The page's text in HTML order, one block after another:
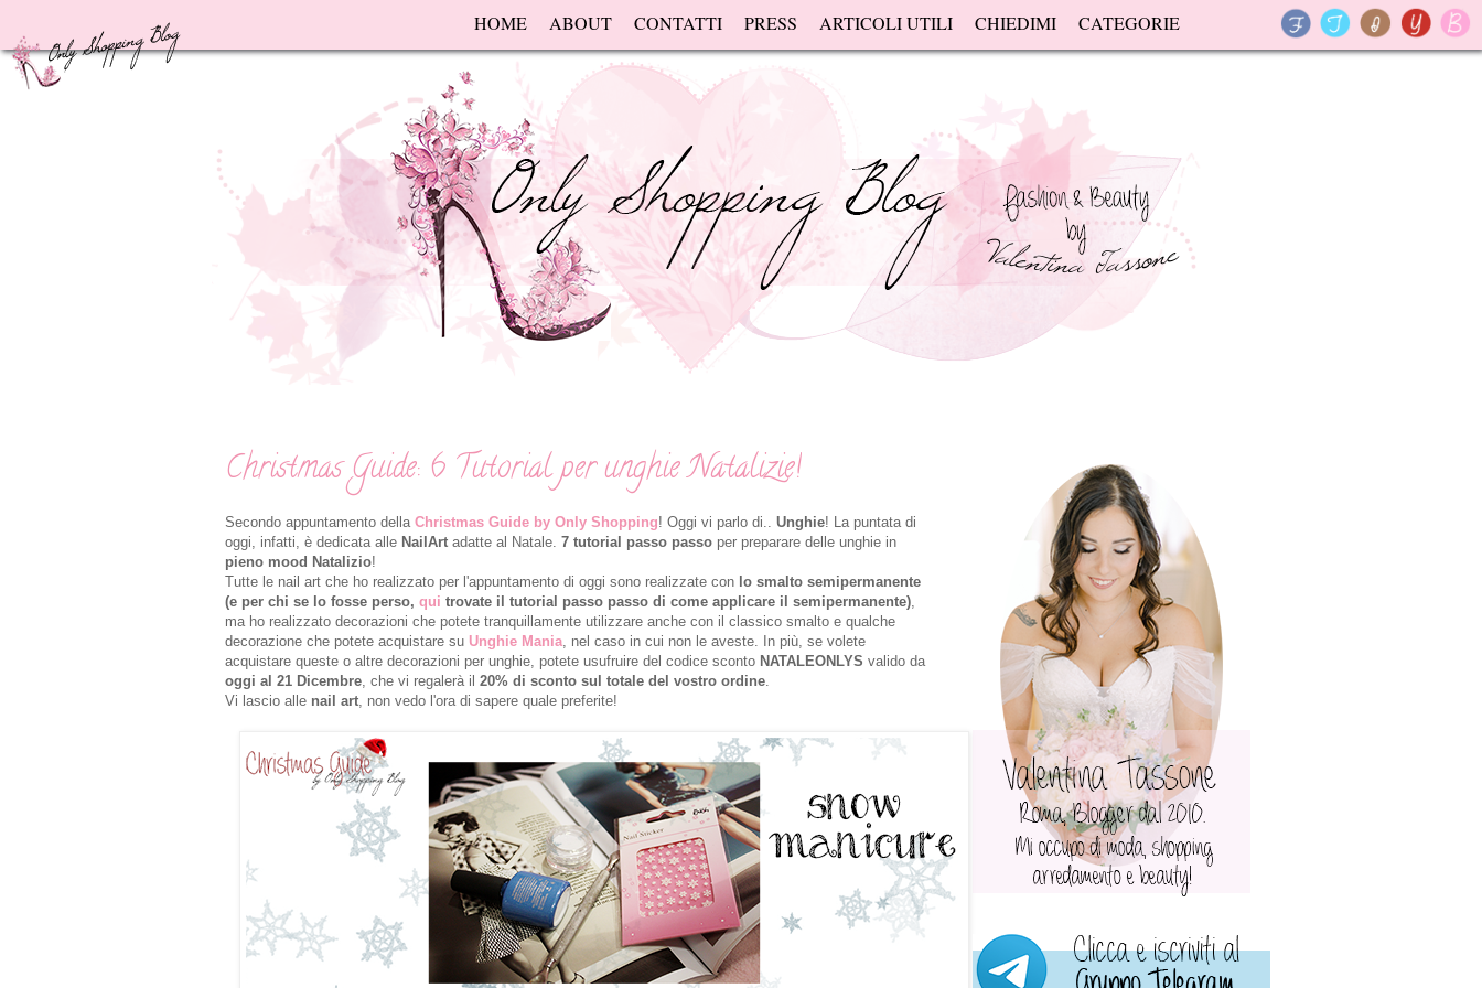
HOME ABOUT CONTATTI PRESS ARTICOLI UTILI CHIEDIMI CATEGORIE
Christmas Guide: 6 Tutorial per unghie Natalizie!
Secondo appuntamento della Christmas Guide by Only Shopping! Oggi vi parlo di.. Unghie! La puntata di
oggi, infatti, è dedicata alle NailArt adatte al Natale. 7 tutorial passo passo per preparare delle unghie in
pieno mood Natalizio!
Tutte le nail art che ho realizzato per l'appuntamento di oggi sono realizzate con lo smalto semipermanente
(e per chi se lo fosse perso, qui trovate il tutorial passo passo di come applicare il semipermanente),
ma ho realizzato decorazioni che potete tranquillamente utilizzare anche con il classico smalto e qualche
decorazione che potete acquistare su Unghie Mania, nel caso in cui non le aveste. In più, se volete
acquistare queste o altre decorazioni per unghie, potete usufruire del codice sconto NATALEONLYS valido da
oggi al 21 Dicembre, che vi regalerà il 20% di sconto sul totale del vostro ordine.
Vi lascio alle nail art, non vedo l'ora di sapere quale preferite!